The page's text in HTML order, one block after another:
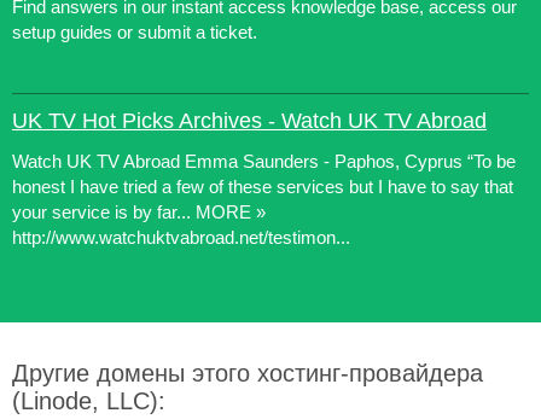
Find answers in our instant access knowledge base, access our
setup guides or submit a ticket.
UK TV Hot Picks Archives - Watch UK TV Abroad
Watch UK TV Abroad Emma Saunders - Paphos, Cyprus “To be
honest I have tried a few of these services but I have to say that
your service is by far... MORE »
http://www.watchuktvabroad.net/testimon...
Другие домены этого хостинг-провайдера
(Linode, LLC):